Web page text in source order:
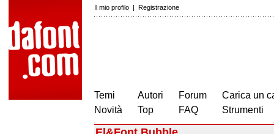
Il mio profilo | Registrazione
Temi
Novità
Autori
Top
Forum
FAQ
Carica un
Strumenti